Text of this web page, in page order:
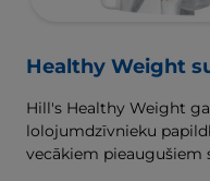
Healthy Weight
Hill's Healthy Weight
lolojumdzīvnieku
vecākiem pieaugušiem